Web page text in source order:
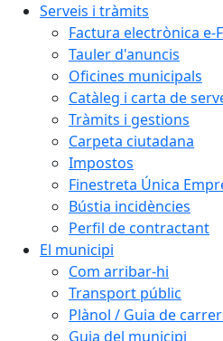
Serveis i tràmits
Factura electrònica e-
Tauler d'anuncis
Oficines municipals
Catàleg i carta de
Tràmits i gestions
Carpeta ciutadana
Impostos
Finestreta Única
Bústia incidències
Perfil de contractant
El municipi
Com arribar-hi
Transport públic
Plànol / Guia de
Guia del municipi